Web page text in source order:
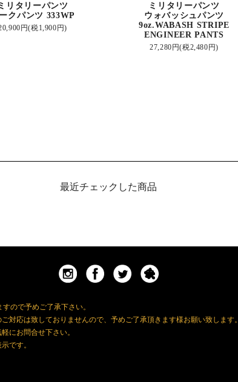
リタリーパンツ
クパンツ 333WP
円(税1,900円)
ミリタリーパンツ
ウォバッシュパンツ
9oz.WABASH STRIPE
ENGINEER PANTS
27,280円(税2,480円)
最近チェックした商品
ので予めご了承下さい。
対応は致しておりませんので、予めご了承頂きます様お願い致します。
にお問合せ下さい。
です。